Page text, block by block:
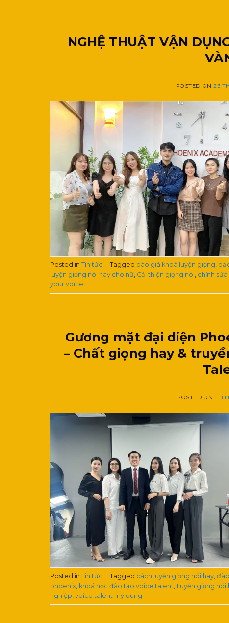
NGHỆ THUẬT VẬN
POSTED ON23
Posted in Tin tức Tagged báo giá khoá luyện giọng,
luyện giọng nói hay cho nữ, Cải thiện giọng nói, chỉnh
your voice
Gương mặt đại diện
– Chất giọng hay &
POSTED ON 11
Posted in Tin tức | Tagged cách luyện giọng nói hay
phoenix khoá học đào tạo voice talent Luyện giọng nói
nghiệp voice talent mỹ dung